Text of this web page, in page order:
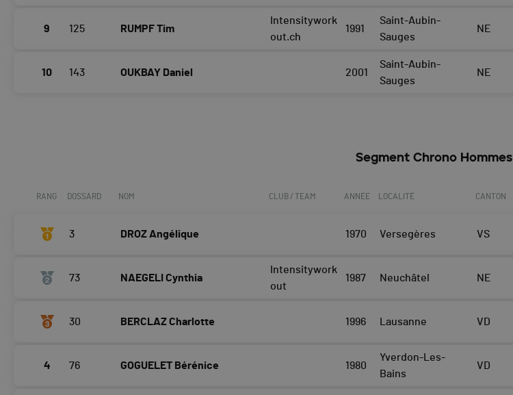
9 125 RUMPF Tim
Intensitywork
out.ch
1991
Saint-Aubin-
Sauges
NE
10 143 OUKBAY Daniel 2001
Saint-Aubin-
Sauges
NE
Segment Chrono Hommes
RANG DOSSARD NOM CLUB / TEAM ANNÉE LOCALITÉ CANTON
3 DROZ Angélique 1970 Versegères VS
73 NAEGELI Cynthia
Intensitywork
out
1987 Neuchâtel NE
30 BERCLAZ Charlotte 1996 Lausanne VD
4 76 GOGUELET Bérénice 1980
Yverdon-Les-
Bains
VD